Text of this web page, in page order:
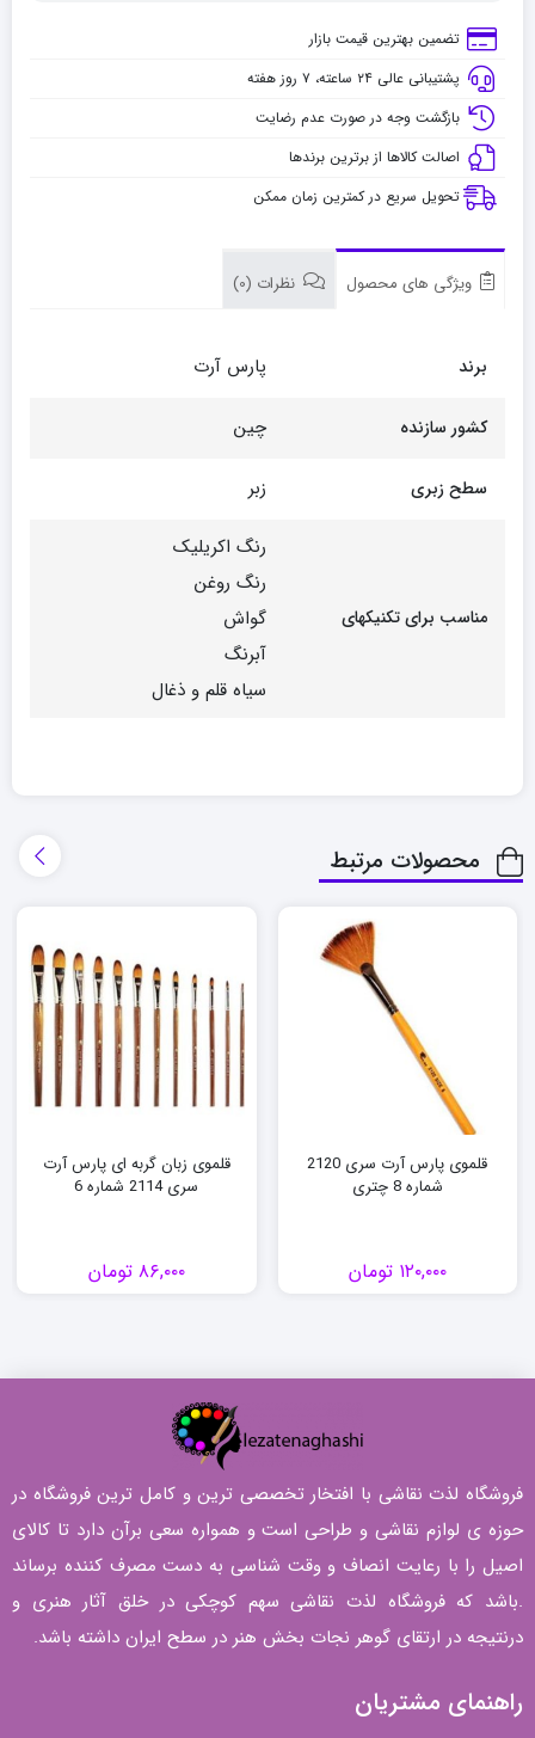
شماره
12
تضمین بهترین قیمت بازار
پشتیبانی عالی ۲۴ ساعته، ۷ روز هفته
بازگشت وجه در صورت عدم رضایت
اصالت کالاها از برترین برندها
تحویل سریع در کمترین زمان ممکن
ویژگی های محصول نظرات (0)
برند پارس آرت
کشور سازنده چین
سطح زبری زبر
مناسب برای تکنیکهای
رنگ اکریلیک
رنگ روغن
گواش
آبرنگ
سیاه قلم و ذغال
محصولات مرتبط
قلموی پارس آرت سری 2120
شماره 8 چتری
۱۲۰,۰۰۰ تومان
قلموی زبان گربه ای پارس آرت
سری 2114 شماره 6
۸۶,۰۰۰ تومان
فروشگاه لذت نقاشی با افتخار تخصصی ترین و کامل ترین فروشگاه در
حوزه ی لوازم نقاشی و طراحی است و همواره سعی برآن دارد تا کالای
اصیل را با رعایت انصاف و وقت شناسی به دست مصرف کننده برساند
.باشد که فروشگاه لذت نقاشی سهم کوچکی در خلق آثار هنری و
درنتیجه در ارتقای گوهر نجات بخش هنر در سطح ایران داشته باشد.
راهنمای مشتریان